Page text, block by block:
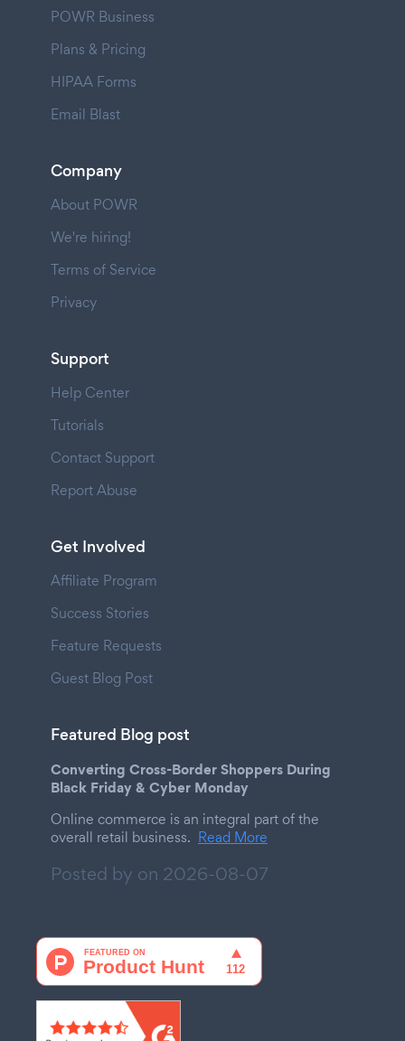
POWR Business
Plans & Pricing
HIPAA Forms
Email Blast
Company
About POWR
We're hiring!
Terms of Service
Privacy
Support
Help Center
Tutorials
Contact Support
Report Abuse
Get Involved
Affiliate Program
Success Stories
Feature Requests
Guest Blog Post
Featured Blog post
Converting Cross-Border Shoppers During
Black Friday & Cyber Monday
Online commerce is an integral part of the
overall retail business. Read More
Posted by on 2026-08-07